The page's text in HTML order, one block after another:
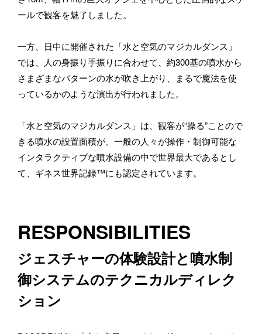
ールで観客を魅了しました。
一方、日中に開催された「水と空気のマジカルダンス」
では、人の身振り手振りに合わせて、約300基の噴水から
さまざまなパターンの水が吹き上がり、まるで魔法を使
っているかのような演出が行われました。
「水と空気のマジカルダンス」は、観客が“操る”ことので
きる噴水の設置面積が、一般の人々が操作・制御可能な
インタラクティブな噴水設備の中で世界最大であるとし
て、ギネス世界記録™にも認定されています。
RESPONSIBILITIES
ジェスチャーの体験設計と噴水制
御システムのテクニカルディレク
ション